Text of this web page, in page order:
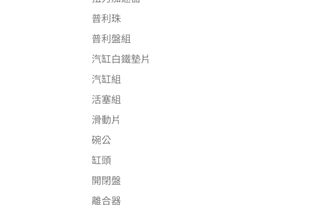
普利珠
普利盤組
汽缸白鐵墊片
汽缸組
活塞組
滑動片
碗公
缸頭
開閉盤
離合器